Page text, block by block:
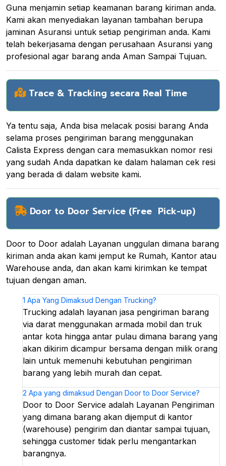
Guna menjamin setiap keamanan barang kiriman anda.
Kami akan menyediakan layanan tambahan berupa
jaminan Asuransi untuk setiap pengiriman anda. Kami
telah bekerjasama dengan perusahaan Asuransi yang
profesional agar barang anda Aman Sampai Tujuan.
Trace & Tracking secara Real Time
Ya tentu saja, Anda bisa melacak posisi barang Anda
selama proses pengiriman barang menggunakan
Calista Express dengan cara memasukkan nomor resi
yang sudah Anda dapatkan ke dalam halaman cek resi
yang berada di dalam website kami.
Door to Door Service (Free Pick-up)
Door to Door adalah Layanan unggulan dimana barang
kiriman anda akan kami jemput ke Rumah, Kantor atau
Warehouse anda, dan akan kami kirimkan ke tempat
tujuan dengan aman.
1 Apa Yang Dimaksud Dengan Trucking?
Trucking adalah layanan jasa pengiriman barang
via darat menggunakan armada mobil dan truk
antar kota hingga antar pulau dimana barang yang
akan dikirim dicampur bersama dengan milik orang
lain untuk memenuhi kebutuhan pengiriman
barang yang lebih murah dan cepat.
2 Apa yang dimaksud Dengan Door to Door Service?
Door to Door Service adalah Layanan Pengiriman
yang dimana barang akan dijemput di kantor
(warehouse) pengirim dan diantar sampai tujuan,
sehingga customer tidak perlu mengantarkan
barangnya.